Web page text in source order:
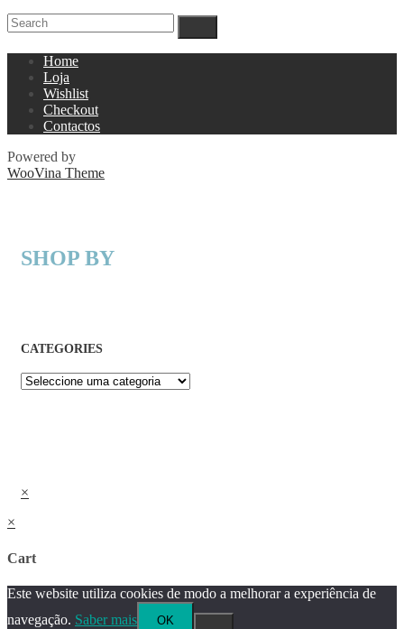
Home
Loja
Wishlist
Checkout
Contactos
Powered by
WooVina Theme
SHOP BY
CATEGORIES
×
×
Cart
Este website utiliza cookies de modo a melhorar a experiência de
navegação. Saber mais OK